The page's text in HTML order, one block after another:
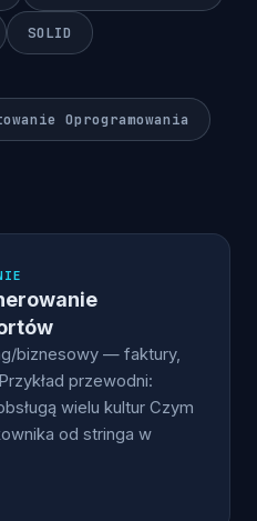
SOLID
Oprogramowania
biznesowy — faktury,
przewodni:
wielu kultur Czym
od stringa w